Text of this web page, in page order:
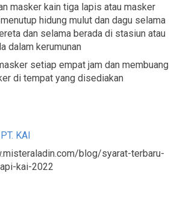
masker kain tiga lapis atau masker
hidung mulut dan dagu selama
dan selama berada di stasiun atau
dalam kerumunan
setiap empat jam dan membuang
di tempat yang disediakan
KAI
blog/syarat-terbaru-
kai-2022